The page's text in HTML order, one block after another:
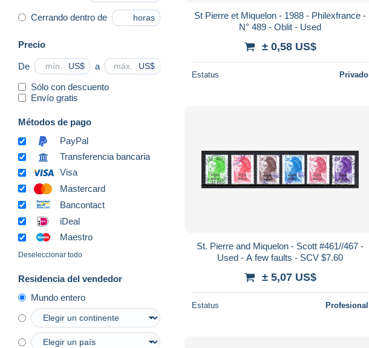
Cerrando dentro de horas
Precio
De US$ a US$
Sólo con descuento
Envío gratis
Métodos de pago
PayPal
Transferencia bancaria
Visa
Mastercard
Bancontact
iDeal
Maestro
Deseleccionar todo
Residencia del vendedor
Mundo entero
St Pierre et Miquelon - 1988 - Philexfrance -
N° 489 - Oblit - Used
± 0,58 US$
Estatus Privado
St. Pierre and Miquelon - Scott #461//467 -
Used - A few faults - SCV $7.60
± 5,07 US$
Estatus Profesional